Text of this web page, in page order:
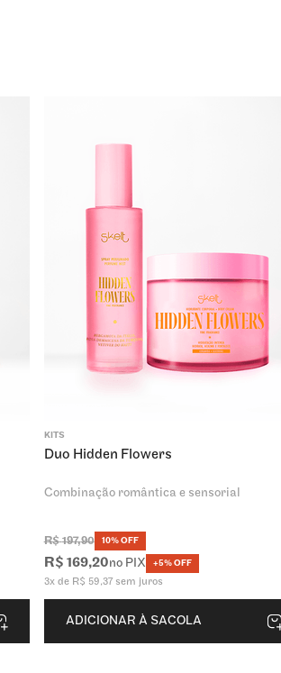
KITS
Duo Hidden Flowers
Combinação romântica e sensorial
R$ 197,90 10% OFF
R$ 169,20no PIX +5% OFF
3x de R$ 59,37sem juros
ADICIONAR À SACOLA